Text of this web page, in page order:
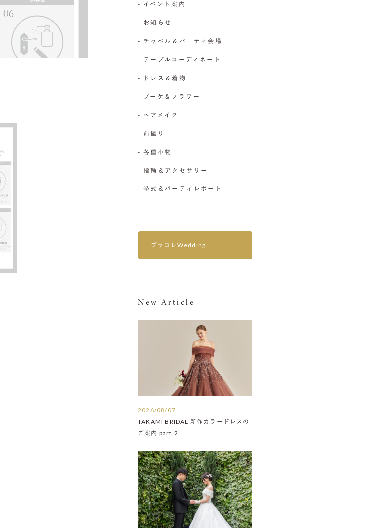
- イベント案内
- お知らせ
- チャペル＆パーティ会場
- テーブルコーディネート
- ドレス＆着物
- ブーケ＆フラワー
- ヘアメイク
- 前撮り
- 各種小物
- 指輪＆アクセサリー
- 挙式＆パーティレポート
プラコレWedding
New Article
2026/08/07
TAKAMI BRIDAL 新作カラードレスの
ご案内 part.2